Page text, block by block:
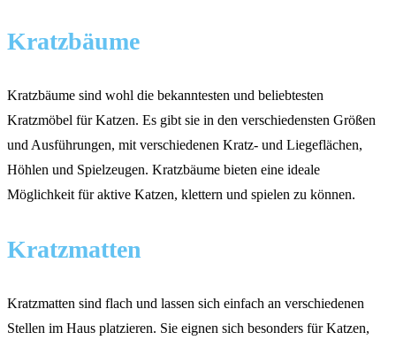
Kratzbäume
Kratzbäume sind wohl die bekanntesten und beliebtesten
Kratzmöbel für Katzen. Es gibt sie in den verschiedensten Größen
und Ausführungen, mit verschiedenen Kratz- und Liegeflächen,
Höhlen und Spielzeugen. Kratzbäume bieten eine ideale
Möglichkeit für aktive Katzen, klettern und spielen zu können.
Kratzmatten
Kratzmatten sind flach und lassen sich einfach an verschiedenen
Stellen im Haus platzieren. Sie eignen sich besonders für Katzen,